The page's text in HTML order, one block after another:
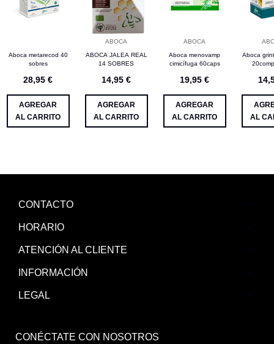
Aboca metarecod 40
sobres
28,95 €
AGREGAR
AL CARRITO
ABOCA
ABOCA JALEA REAL
14 SOBRES
14,95 €
AGREGAR
AL CARRITO
ABOCA
Aboca menovamp
cimicífuga 60caps
19,95 €
AGREGAR
AL CARRITO
Aboca
AL
CONTACTO
HORARIO
ATENCIÓN AL CLIENTE
INFORMACIÓN
LEGAL
CONÉCTATE CON NOSOTROS